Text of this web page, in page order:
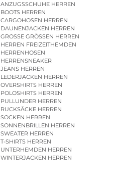
ANZUGSSCHUHE HERREN
BOOTS HERREN
CARGOHOSEN HERREN
DAUNENJACKEN HERREN
GROSSE GRÖSSEN HERREN
HERREN FREIZEITHEMDEN
HERRENHOSEN
HERRENSNEAKER
JEANS HERREN
LEDERJACKEN HERREN
OVERSHIRTS HERREN
POLOSHIRTS HERREN
PULLUNDER HERREN
RUCKSÄCKE HERREN
SOCKEN HERREN
SONNENBRILLEN HERREN
SWEATER HERREN
T-SHIRTS HERREN
UNTERHEMDEN HERREN
WINTERJACKEN HERREN